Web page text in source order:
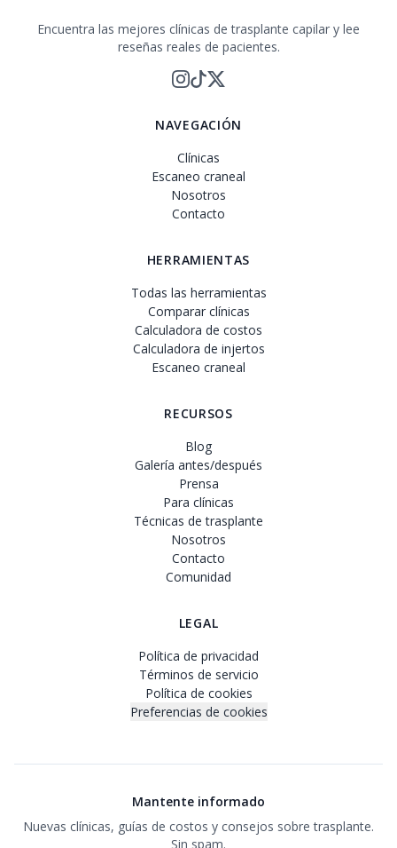
Encuentra las mejores clínicas de trasplante capilar y lee
reseñas reales de pacientes.
NAVEGACIÓN
Clínicas
Escaneo craneal
Nosotros
Contacto
HERRAMIENTAS
Todas las herramientas
Comparar clínicas
Calculadora de costos
Calculadora de injertos
Escaneo craneal
RECURSOS
Blog
Galería antes/después
Prensa
Para clínicas
Técnicas de trasplante
Nosotros
Contacto
Comunidad
LEGAL
Política de privacidad
Términos de servicio
Política de cookies
Preferencias de cookies
Mantente informado
Nuevas clínicas, guías de costos y consejos sobre trasplante.
Sin spam.